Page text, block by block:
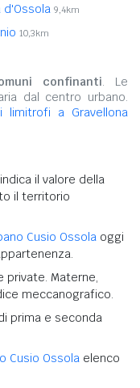
d'Ossola 9,4km
10,3km
confinanti. Le
dal centro urbano.
limitrofi a Gravellona
indica il valore della
il territorio
Cusio Ossola oggi
private. Materne,
meccanografico.
prima e seconda
Cusio Ossola elenco